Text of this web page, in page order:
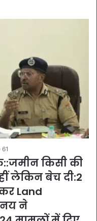
61
किसी की
लेकिन बेच दी:2
Land
ने